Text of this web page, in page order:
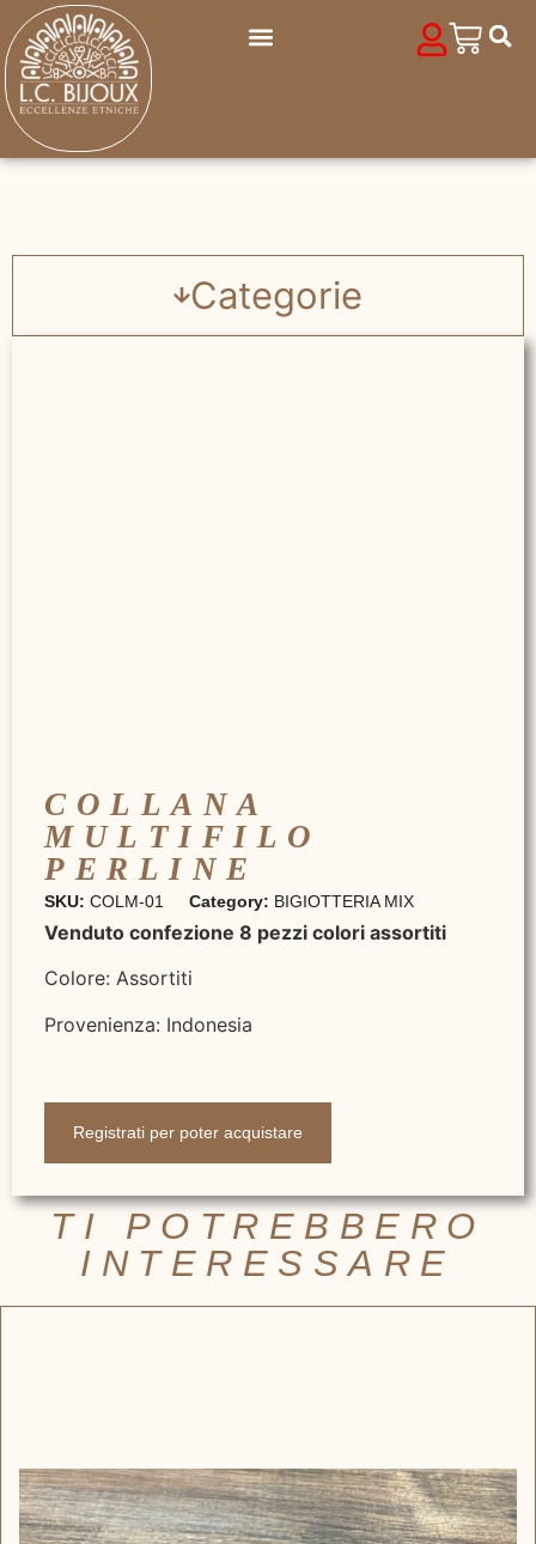
Categorie
COLLANA
MULTIFILO
PERLINE
SKU: COLM-01 Category: BIGIOTTERIA MIX
Venduto confezione 8 pezzi colori assortiti
Colore: Assortiti
Provenienza: Indonesia
Registrati per poter acquistare
TI POTREBBERO
INTERESSARE